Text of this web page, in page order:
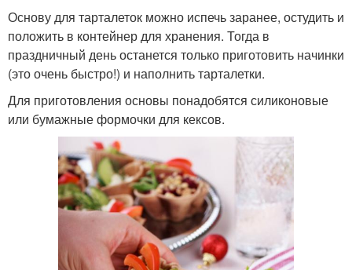
Основу для тарталеток можно испечь заранее, остудить и
положить в контейнер для хранения. Тогда в
праздничный день останется только приготовить начинки
(это очень быстро!) и наполнить тарталетки.
Для приготовления основы понадобятся силиконовые
или бумажные формочки для кексов.